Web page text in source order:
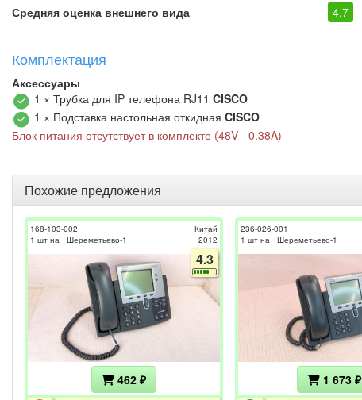
Средняя оценка внешнего вида 4.7
Комплектация
Аксессуары
1 × Трубка для IP телефона RJ11 CISCO
1 × Подставка настольная откидная CISCO
Блок питания отсутствует в комплекте (48V - 0.38A)
Похожие предложения
168-103-002
1 шт на _Шереметьево-1
Китай
2012
4.3
462 ₽
236-026-001
1 шт на _Шереметьево-1
1 673 ₽